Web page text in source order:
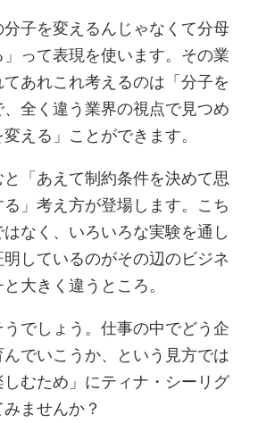
子を変えるんじゃなくて分母
って表現を使います。その業
あれこれ考えるのは「分子を
全く違う業界の視点で見つめ
える」ことができます。
「あえて制約条件を決めて思
」考え方が登場します。こち
なく、いろいろな実験を通し
しているのがその辺のビジネ
大きく違うところ。
でしょう。仕事の中でどう企
でいこうか、という見方では
むため」にティナ・シーリグ
ませんか？